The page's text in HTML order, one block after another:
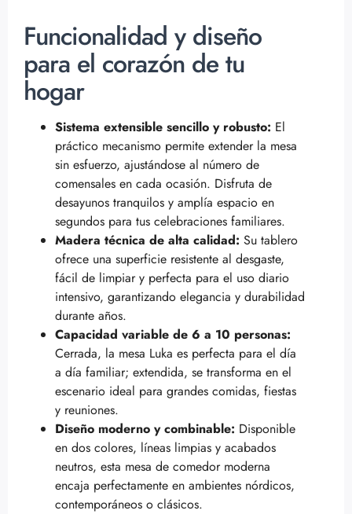
Funcionalidad y diseño
para el corazón de tu
hogar
Sistema extensible sencillo y robusto: El
práctico mecanismo permite extender la mesa
sin esfuerzo, ajustándose al número de
comensales en cada ocasión. Disfruta de
desayunos tranquilos y amplía espacio en
segundos para tus celebraciones familiares.
Madera técnica de alta calidad: Su tablero
ofrece una superficie resistente al desgaste,
fácil de limpiar y perfecta para el uso diario
intensivo, garantizando elegancia y durabilidad
durante años.
Capacidad variable de 6 a 10 personas:
Cerrada, la mesa Luka es perfecta para el día
a día familiar; extendida, se transforma en el
escenario ideal para grandes comidas, fiestas
y reuniones.
Diseño moderno y combinable: Disponible
en dos colores, líneas limpias y acabados
neutros, esta mesa de comedor moderna
encaja perfectamente en ambientes nórdicos,
contemporáneos o clásicos.